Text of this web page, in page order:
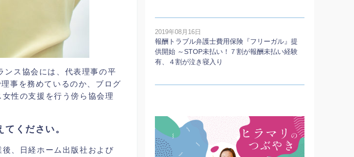
ス協会には、 代表理事の平
事を務めているのか、 ブログ
性の支援を行う傍ら協会理
ください。
後、日経ホーム出版社および
2019年08月16日
報酬トラブル弁護士費用保険『フリーガル』提
供開始 ～STOP未払い！７割が報酬未払い経験
有、４割が泣き寝入り